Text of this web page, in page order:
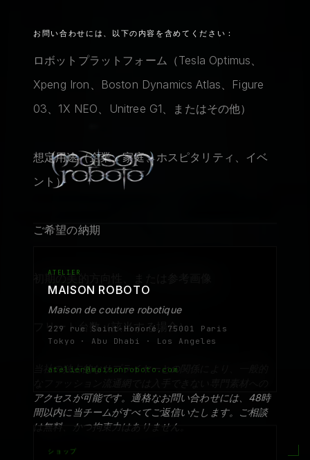
お問い合わせには、以下の内容を含めてください：
ロボットプラットフォーム（Tesla Optimus、
Xpeng Iron、Boston Dynamics Atlas、Figure
03、1X NEO、Unitree G1、またはその他）
想定用途（企業、家庭、ホスピタリティ、イベ
ント）
ご希望の納期
初期の美的方向性、または参考画像
フリート台数（該当する場合）
当社の独占的なサプライヤーとの関係により、一般的
アクセスが可能です。適格なお問い合わせには、48時
間以内に当チームがすべてご返信いたします。ご相談
は無料、かつ拘束力はありません。
ATELIER
MAISON ROBOTO
Maison de couture robotique
229 rue Saint-Honoré, 75001 Paris
Tokyo · Abu Dhabi · Los Angeles
atelier@maisonroboto.com
ショップ